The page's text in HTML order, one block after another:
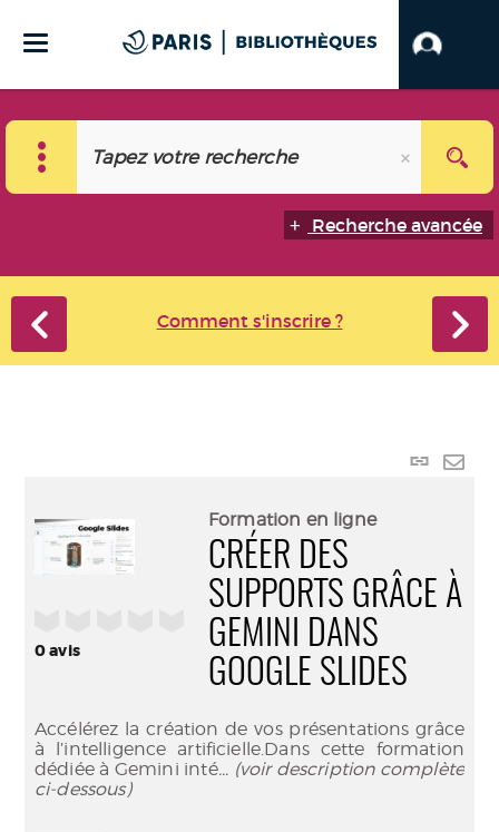
Recherche avancée
Comment s'inscrire ?
Lien
0avis
Formation en ligne
CRÉER DES
SUPPORTS GRÂCE À
GEMINI DANS
GOOGLE SLIDES
Accélérez la création de vos présentations grâce
à l’intelligence artificielle.Dans cette formation
dédiée à Gemini inté... (voir description complète
ci-dessous)